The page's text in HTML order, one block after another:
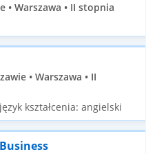
• Warszawa • II stopnia
• Warszawa • II
kształcenia: angielski